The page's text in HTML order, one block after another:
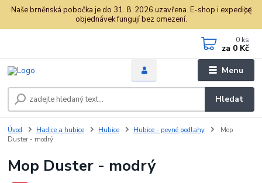
Naše brněnská pobočka je do 31. 8. 2026 uzavřena. E-shop i expedice
objednávek fungují bez omezení.
Menu
Hledat
0 ks
za 0 Kč
Úvod Hadice a hubice Hubice Hubice - pevné podlahy
Mop
Duster - modrý
Mop Duster - modrý